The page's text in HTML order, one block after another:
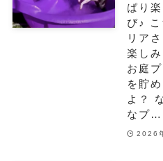
ぱり
び♪ こ
リア
楽し
お庭
を貯
よ？
なプ…
2026